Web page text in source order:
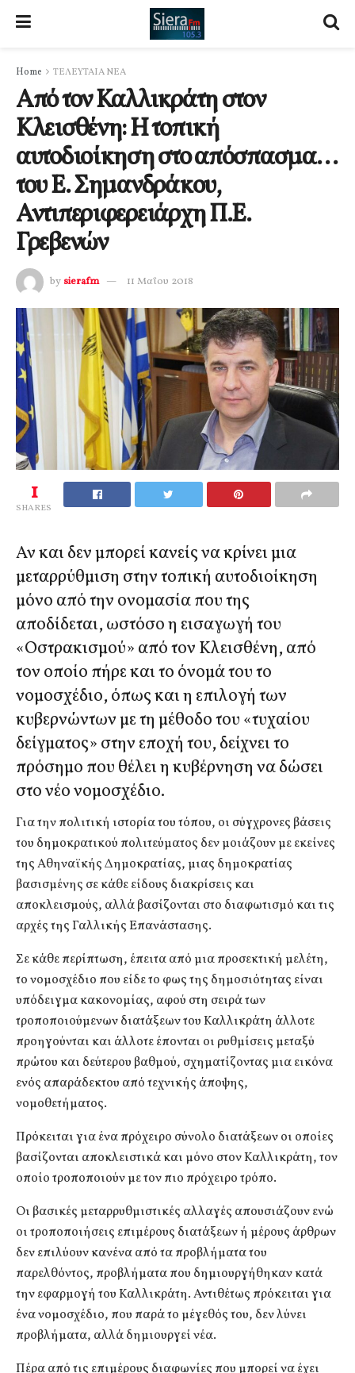
Home ΤΕΛΕΥΤΑΙΑ ΝΕΑ
Από τον Καλλικράτη στον
Κλεισθένη: Η τοπική
αυτοδιοίκηση στο απόσπασμα…
του Ε. Σημανδράκου,
Αντιπεριφερειάρχη Π.Ε.
Γρεβενών
by sierafm 11 Μαΐου 2018
1
SHARES
Αν και δεν μπορεί κανείς να κρίνει μια
μεταρρύθμιση στην τοπική αυτοδιοίκηση
μόνο από την ονομασία που της
αποδίδεται, ωστόσο η εισαγωγή του
«Οστρακισμού» από τον Κλεισθένη, από
τον οποίο πήρε και το όνομά του το
νομοσχέδιο, όπως και η επιλογή των
κυβερνώντων με τη μέθοδο του «τυχαίου
δείγματος» στην εποχή του, δείχνει το
πρόσημο που θέλει η κυβέρνηση να δώσει
στο νέο νομοσχέδιο.
Για την πολιτική ιστορία του τόπου, οι σύγχρονες βάσεις
του δημοκρατικού πολιτεύματος δεν μοιάζουν με εκείνες
της Αθηναϊκής Δημοκρατίας, μιας δημοκρατίας
βασισμένης σε κάθε είδους διακρίσεις και
αποκλεισμούς, αλλά βασίζονται στο διαφωτισμό και τις
αρχές της Γαλλικής Επανάστασης.
Σε κάθε περίπτωση, έπειτα από μια προσεκτική μελέτη,
το νομοσχέδιο που είδε το φως της δημοσιότητας είναι
υπόδειγμα κακονομίας, αφού στη σειρά των
τροποποιούμενων διατάξεων του Καλλικράτη άλλοτε
προηγούνται και άλλοτε έπονται οι ρυθμίσεις μεταξύ
πρώτου και δεύτερου βαθμού, σχηματίζοντας μια εικόνα
ενός απαράδεκτου από τεχνικής άποψης,
νομοθετήματος.
Πρόκειται για ένα πρόχειρο σύνολο διατάξεων οι οποίες
βασίζονται αποκλειστικά και μόνο στον Καλλικράτη, τον
οποίο τροποποιούν με τον πιο πρόχειρο τρόπο.
Οι βασικές μεταρρυθμιστικές αλλαγές απουσιάζουν ενώ
οι τροποποιήσεις επιμέρους διατάξεων ή μέρους άρθρων
δεν επιλύουν κανένα από τα προβλήματα του
παρελθόντος, προβλήματα που δημιουργήθηκαν κατά
την εφαρμογή του Καλλικράτη. Αντιθέτως πρόκειται για
ένα νομοσχέδιο, που παρά το μέγεθός του, δεν λύνει
προβλήματα, αλλά δημιουργεί νέα.
Πέρα από τις επιμέρους διαφωνίες που μπορεί να έχει